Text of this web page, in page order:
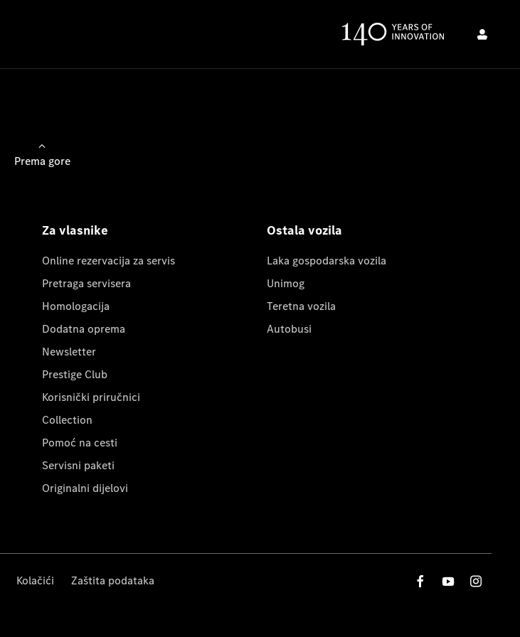
Prema gore
Za vlasnike
Online rezervacija za servis
Pretraga servisera
Homologacija
Dodatna oprema
Newsletter
Prestige Club
Korisnički priručnici
Collection
Pomoć na cesti
Servisni paketi
Originalni dijelovi
Ostala vozila
Laka gospodarska vozila
Unimog
Teretna vozila
Autobusi
Kolačići Zaštita podataka